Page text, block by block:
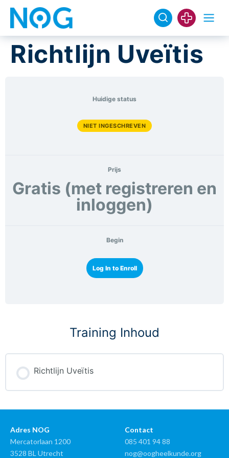
Richtlijn Uveïtis
Huidige status
NIET INGESCHREVEN
Prijs
Gratis (met registreren en
inloggen)
Begin
Log In to Enroll
Training Inhoud
Richtlijn Uveïtis
Adres NOG
Mercatorlaan 1200
3528 BL Utrecht
Contact
085 401 94 88
nog@oogheelkunde.org